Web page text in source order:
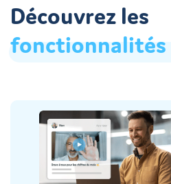
Découvrez les
fonctionnalités